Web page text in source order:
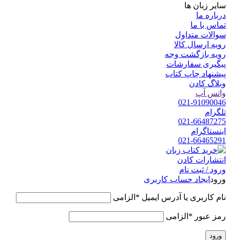
سایر زبان ها
درباره ما
تماس با ما
سوالات متداول
رویه ارسال کالا
رویه بازگشت وجه
پیگیری سفارشات
پیشنهاد چاپ کتاب
وبلاگ کادن
واتس آپ
021-91090046
تلگرام
021-66487275
اینستاگرام
021-66465291
ورود / ثبت نام
ورود ایجاد حساب کاربری
نام کاربری یا آدرس ایمیل * الزامی
رمز عبور * الزامی
ورود